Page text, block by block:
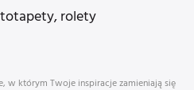
rolety
w którym Twoje inspiracje zamieniają się